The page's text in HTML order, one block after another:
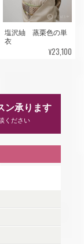
塩沢紬 蒸栗色の単
衣
¥23,100
ン承ります
ください